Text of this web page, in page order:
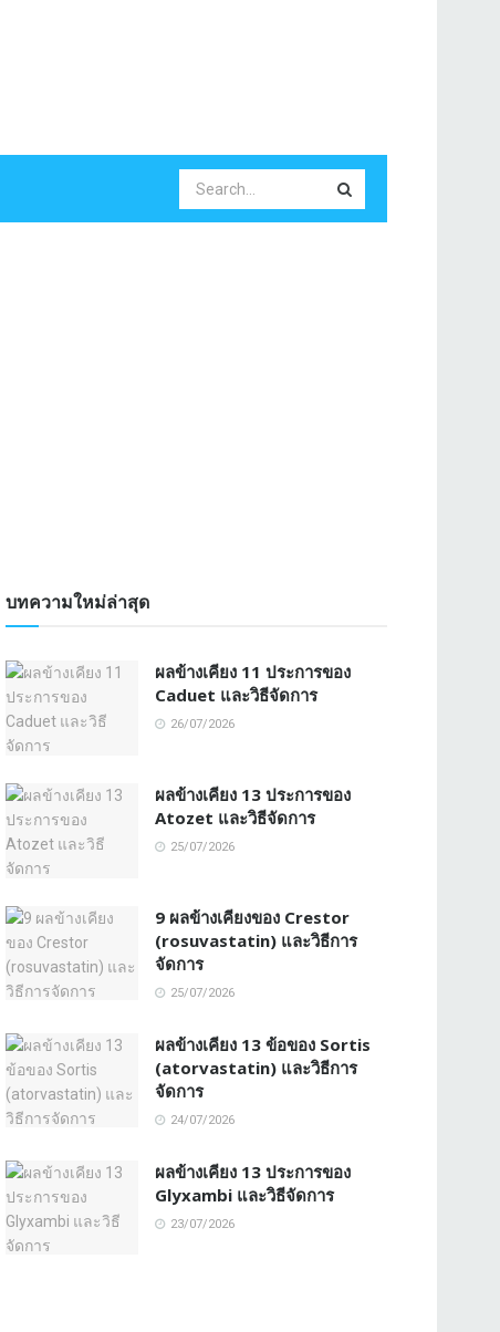
บทความใหม่ล่าสุด
ผลข้างเคียง 11 ประการของ
Caduet และวิธีจัดการ
26/07/2026
ผลข้างเคียง 13 ประการของ
Atozet และวิธีจัดการ
25/07/2026
9 ผลข้างเคียงของ Crestor
(rosuvastatin) และวิธีการ
จัดการ
25/07/2026
ผลข้างเคียง 13 ข้อของ Sortis
(atorvastatin) และวิธีการ
จัดการ
24/07/2026
ผลข้างเคียง 13 ประการของ
Glyxambi และวิธีจัดการ
23/07/2026